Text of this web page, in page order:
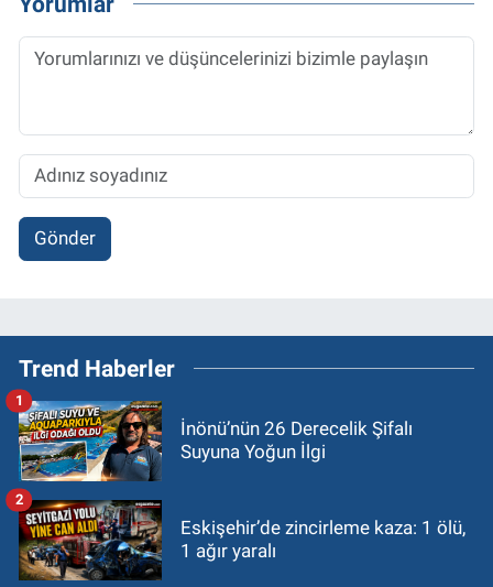
Gönder
Trend Haberler
İnönü’nün 26 Derecelik Şifalı
Suyuna Yoğun İlgi
1
Eskişehir’de zincirleme kaza: 1 ölü,
1 ağır yaralı
2